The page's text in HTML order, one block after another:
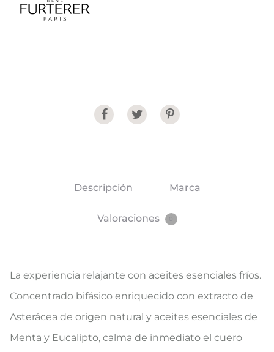
Share
Descripción Marca
Valoraciones
La experiencia relajante con aceites esenciales fríos.
Concentrado bifásico enriquecido con extracto de
Asterácea de origen natural y aceites esenciales de
Menta y Eucalipto, calma de inmediato el cuero